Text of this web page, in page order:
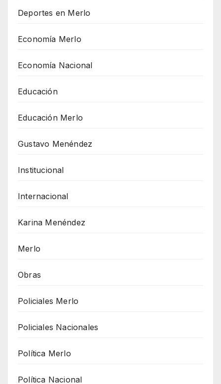
Deportes en Merlo
Economía Merlo
Economía Nacional
Educación
Educación Merlo
Gustavo Menéndez
Institucional
Internacional
Karina Menéndez
Merlo
Obras
Policiales Merlo
Policiales Nacionales
Política Merlo
Política Nacional